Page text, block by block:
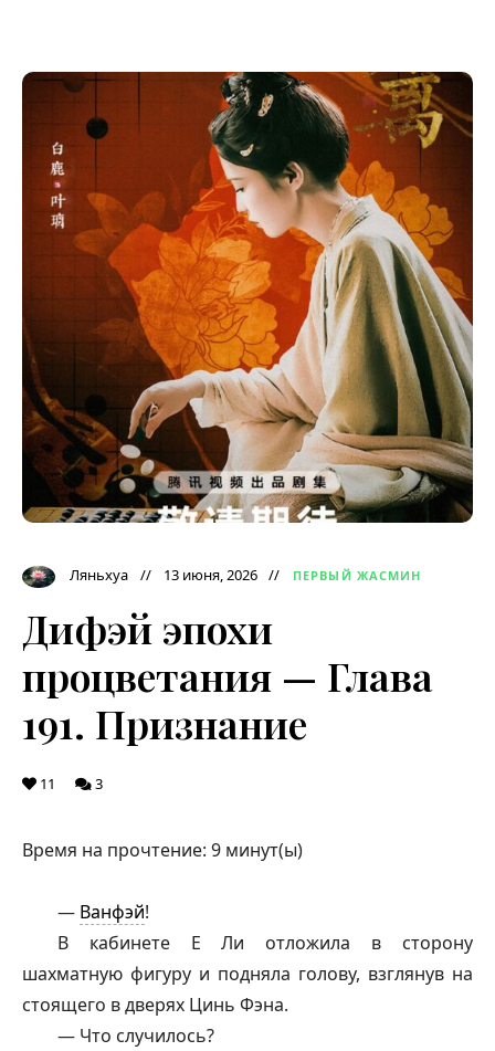
Ляньхуа 13 июня, 2026 ПЕРВЫЙ ЖАСМИН
Дифэй эпохи
процветания — Глава
191. Признание
11 3
Время на прочтение: 9 минут(ы)
— Ванфэй!
В кабинете Е Ли отложила в сторону
шахматную фигуру и подняла голову, взглянув на
стоящего в дверях Цинь Фэна.
— Что случилось?